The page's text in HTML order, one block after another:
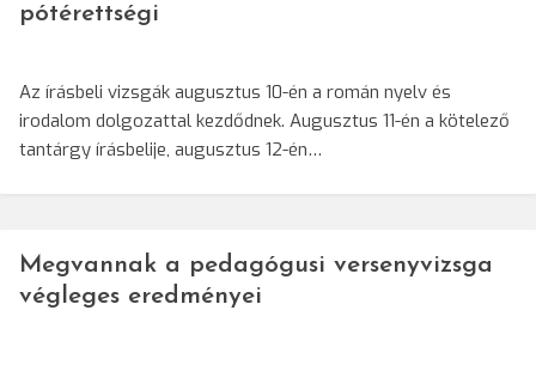
pótérettségi
Az írásbeli vizsgák augusztus 10-én a román nyelv és
irodalom dolgozattal kezdődnek. Augusztus 11-én a kötelező
tantárgy írásbelije, augusztus 12-én…
Megvannak a pedagógusi versenyvizsga
végleges eredményei